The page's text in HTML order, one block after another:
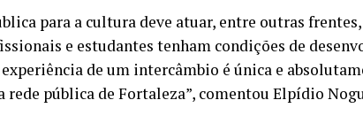
para a cultura deve atuar, entre outras
e estudantes tenham condições de
de um intercâmbio é única e
rede pública de Fortaleza”, comentou Elpídio